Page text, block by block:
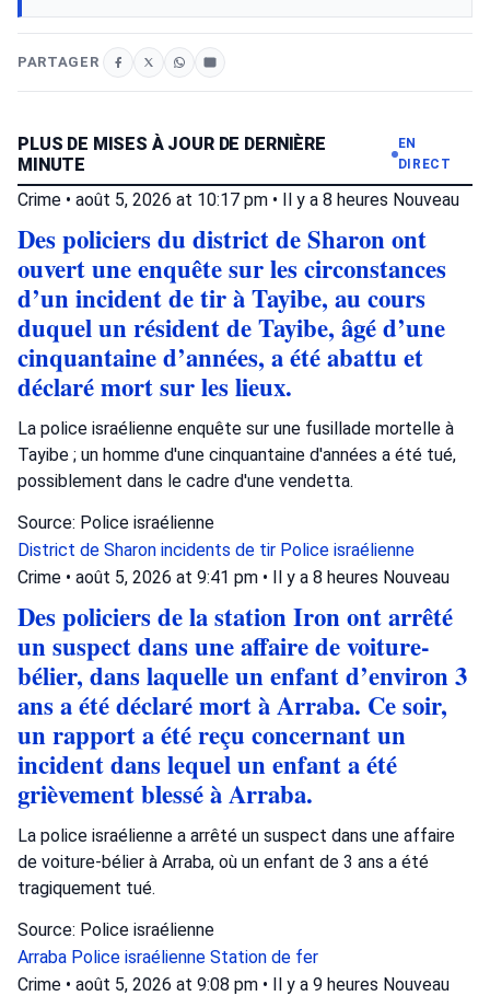
PARTAGER
PLUS DE MISES À JOUR DE DERNIÈRE
MINUTE
EN
DIRECT
Crime • août 5, 2026 at 10:17 pm • Il y a 8 heures Nouveau
Des policiers du district de Sharon ont
ouvert une enquête sur les circonstances
d’un incident de tir à Tayibe, au cours
duquel un résident de Tayibe, âgé d’une
cinquantaine d’années, a été abattu et
déclaré mort sur les lieux.
La police israélienne enquête sur une fusillade mortelle à
Tayibe ; un homme d'une cinquantaine d'années a été tué,
possiblement dans le cadre d'une vendetta.
Source: Police israélienne
District de Sharon incidents de tir Police israélienne
Crime • août 5, 2026 at 9:41 pm • Il y a 8 heures Nouveau
Des policiers de la station Iron ont arrêté
un suspect dans une affaire de voiture-
bélier, dans laquelle un enfant d’environ 3
ans a été déclaré mort à Arraba. Ce soir,
un rapport a été reçu concernant un
incident dans lequel un enfant a été
grièvement blessé à Arraba.
La police israélienne a arrêté un suspect dans une affaire
de voiture-bélier à Arraba, où un enfant de 3 ans a été
tragiquement tué.
Source: Police israélienne
Arraba Police israélienne Station de fer
Crime • août 5, 2026 at 9:08 pm • Il y a 9 heures Nouveau